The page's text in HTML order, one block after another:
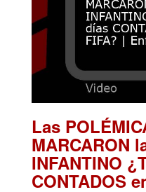
Las
MARCARON
INFANTINO
CONTADOS